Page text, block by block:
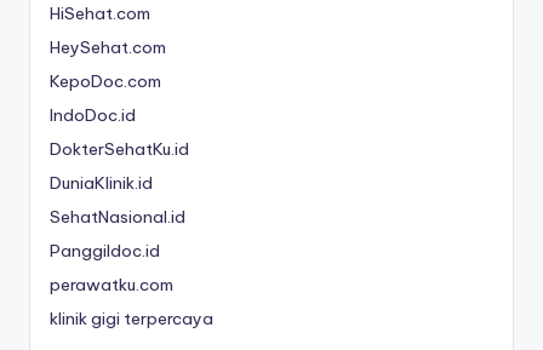
HiSehat.com
HeySehat.com
KepoDoc.com
IndoDoc.id
DokterSehatKu.id
DuniaKlinik.id
SehatNasional.id
Panggildoc.id
perawatku.com
klinik gigi terpercaya